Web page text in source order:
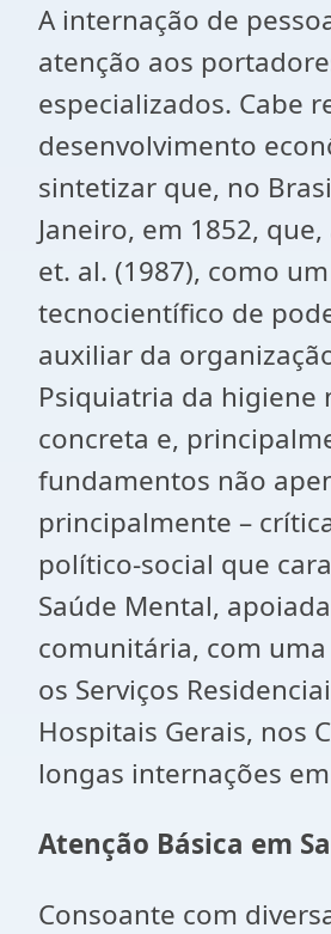
A internação de
atenção aos
especializados. Cabe
desenvolvimento
sintetizar que, no
Janeiro, em 1852,
et. al. (1987), como
tecnocientífico de
auxiliar da
Psiquiatria da higiene
concreta e,
fundamentos não
principalmente –
político-social que
Saúde Mental,
comunitária, com uma
os Serviços
Hospitais Gerais, nos
longas internações
Atenção Básica em
Consoante com